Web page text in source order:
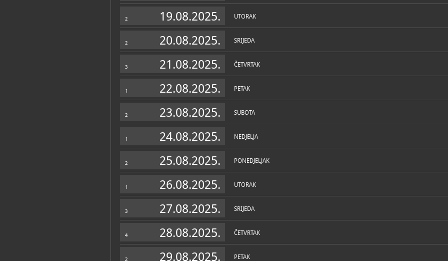
2 19.08.2025. UTORAK
2 20.08.2025. SRIJEDA
3 21.08.2025. ČETVRTAK
1 22.08.2025. PETAK
2 23.08.2025. SUBOTA
1 24.08.2025. NEDJELJA
2 25.08.2025. PONEDJELJAK
1 26.08.2025. UTORAK
3 27.08.2025. SRIJEDA
4 28.08.2025. ČETVRTAK
2 29.08.2025. PETAK
liturgijsko